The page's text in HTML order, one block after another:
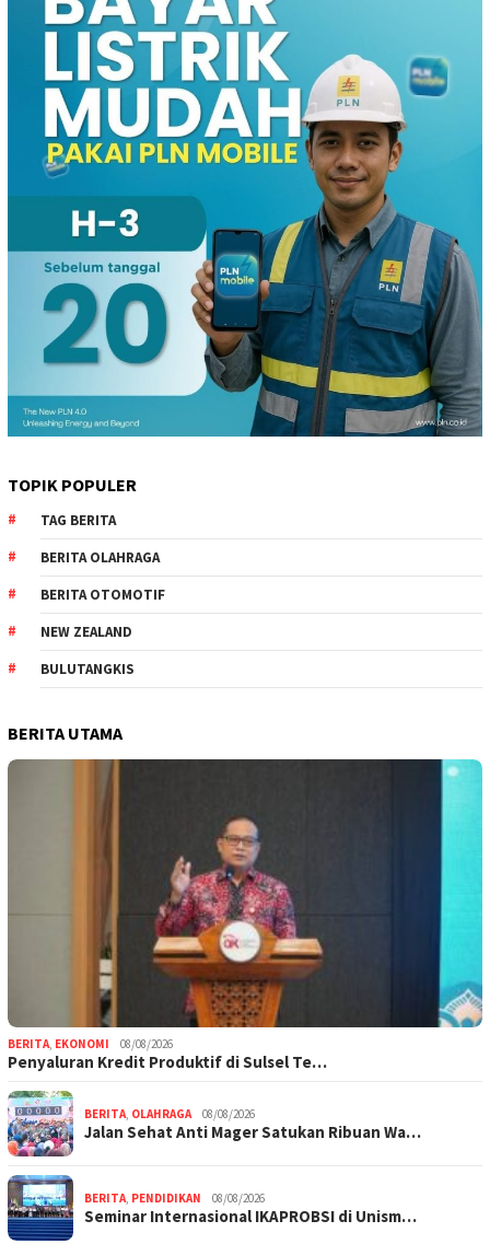
TOPIK POPULER
TAG BERITA
BERITA OLAHRAGA
BERITA OTOMOTIF
NEW ZEALAND
BULUTANGKIS
BERITA UTAMA
BERITA, EKONOMI 08/08/2026
Penyaluran Kredit Produktif di Sulsel Te…
BERITA, OLAHRAGA 08/08/2026
Jalan Sehat Anti Mager Satukan Ribuan Wa…
BERITA, PENDIDIKAN 08/08/2026
Seminar Internasional IKAPROBSI di Unism…